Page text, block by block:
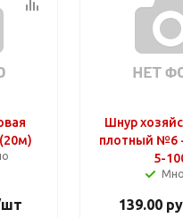
Шнур
плотный №6
5-
139.00